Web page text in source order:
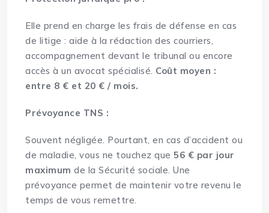
Elle prend en charge les frais de défense en cas
de litige : aide à la rédaction des courriers,
accompagnement devant le tribunal ou encore
accès à un avocat spécialisé. Coût moyen :
entre 8 € et 20 € / mois.
Prévoyance TNS :
Souvent négligée. Pourtant, en cas d’accident ou
de maladie, vous ne touchez que 56 € par jour
maximum de la Sécurité sociale. Une
prévoyance permet de maintenir votre revenu le
temps de vous remettre.